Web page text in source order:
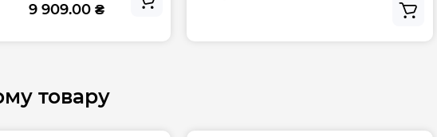
132:
9 909.00 ₴
товару